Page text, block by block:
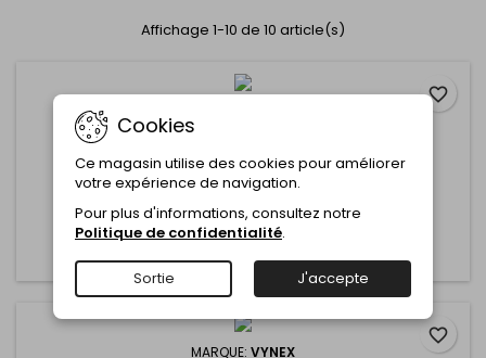
Affichage 1-10 de 10 article(s)
FERMETURE COFFRET ANIC 42X27 X2PC-VYNEX
Commentaire(s):
favorite_border
MARQUE: VYNEX
favorite_border
Cookies
Ce magasin utilise des cookies pour améliorer
votre expérience de navigation.
Pour plus d'informations, consultez notre
Politique de confidentialité.
Sortie J'accepte